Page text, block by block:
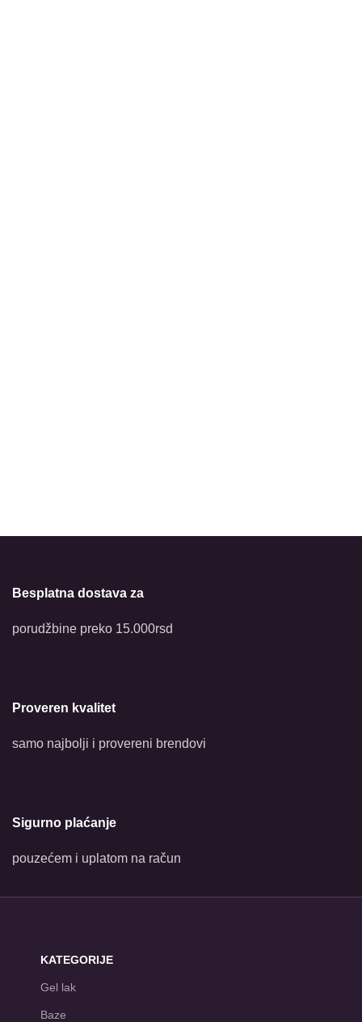
Besplatna dostava za
porudžbine preko 15.000rsd
Proveren kvalitet
samo najbolji i provereni brendovi
Sigurno plaćanje
pouzećem i uplatom na račun
KATEGORIJE
Gel lak
Baze